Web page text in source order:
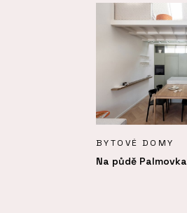
BYTOVÉ DOMY
Na půdě Palmovka